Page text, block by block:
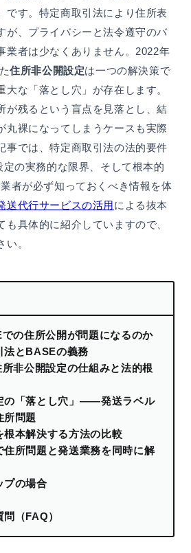
です。特定商取引法により住所表
が、プライバシーと法令遵守のバ
業者は少なくありません。2022年
住所非公開設定は一つの解決策で
大な「落とし穴」が存在します。
が残るという盲点を見落とし、結
丸裸になってしまうケースも実際
事では、特定商取引法の法的要件
の実務的な限界、そして根本的
者が必ず知っておくべき情報を体
送代行サービスの活用による抜本
も具体的に紹介していますので、
。
の住所公開が問題になるのか
法とBASEの義務
非公開設定の仕組みと法的根
の「落とし穴」――発送ラベル
所問題
根本解決する方法の比較
住所問題と発送業務を同時に解
プの場合
（FAQ）